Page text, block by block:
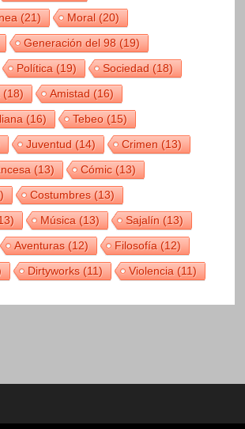
(21) Moral(20)
Generación del 98(19)
Política(19) Sociedad(18)
(18) Amistad(16)
(16) Tebeo(15)
Juventud(14) Crimen(13)
(13) Cómic(13)
Costumbres(13)
Música(13) Sajalín(13)
Aventuras(12) Filosofía(12)
Dirtyworks(11) Violencia(11)